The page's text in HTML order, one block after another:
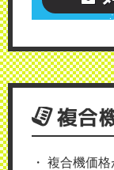
複合
複合機価